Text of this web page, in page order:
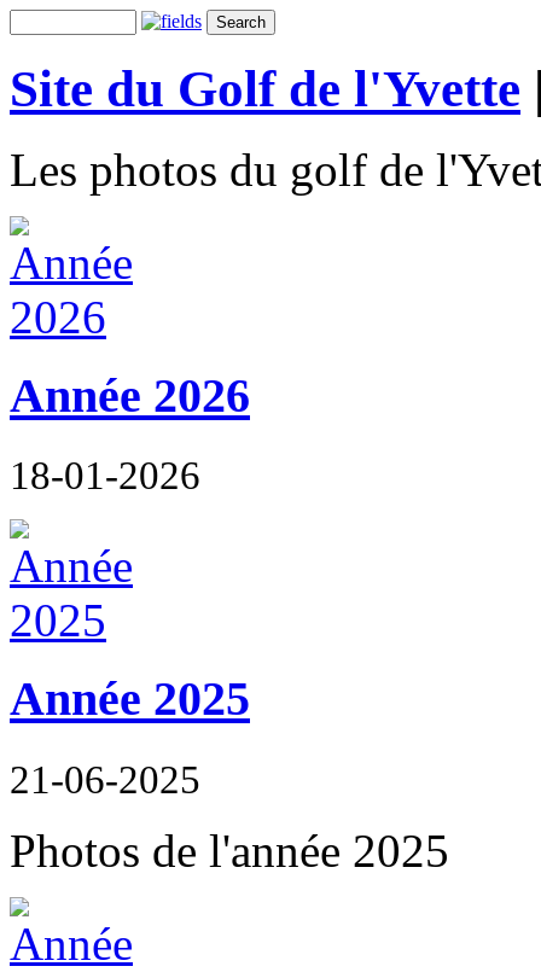
Site du Golf de l'Yvette
Les photos du golf de
Année 2026
18-01-2026
Année 2025
21-06-2025
Photos de l'année 2025